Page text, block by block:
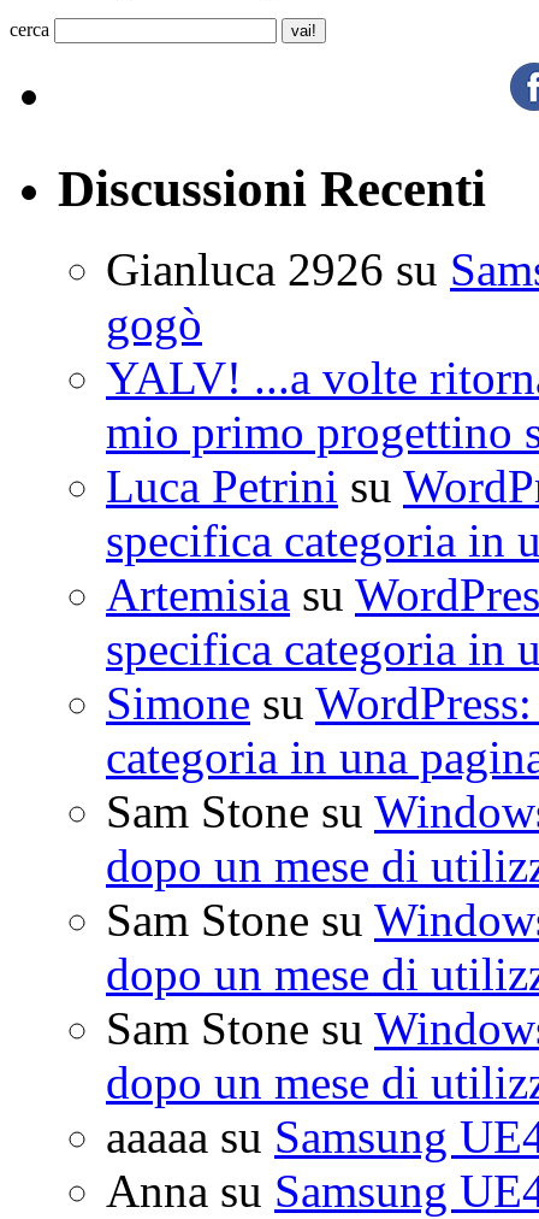
cerca
Discussioni Recenti
Gianluca 2926 su
gogò
YALV! ...a volte
mio primo progettino
Luca Petrini su
specifica categoria in
Artemisia su
specifica categoria in
Simone su
categoria in una
Sam Stone su
dopo un mese di
Sam Stone su
dopo un mese di
Sam Stone su
dopo un mese di
aaaaa su Samsung
Anna su Samsung